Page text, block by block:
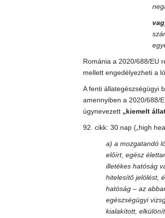
Románia a 2020/688/EU
mellett engedélyezheti a
A fenti állategészségügyi
amennyiben a 2020/688/
úgynevezett „kiemelt
92. cikk: 30 nap („high
a) a mozgatandó
előírt, egész
illetékes hatóság
hitelesítő jelölést,
hatóság – az
egészségügyi
kialakított,